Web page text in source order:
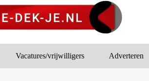
Vacatures/vrijwilligers Adverteren